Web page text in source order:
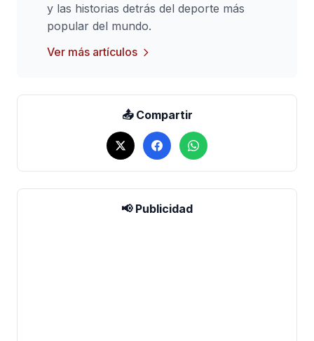
📤 Compartir
📢 Publicidad
y las historias detrás del deporte más
popular del mundo.
Ver más artículos